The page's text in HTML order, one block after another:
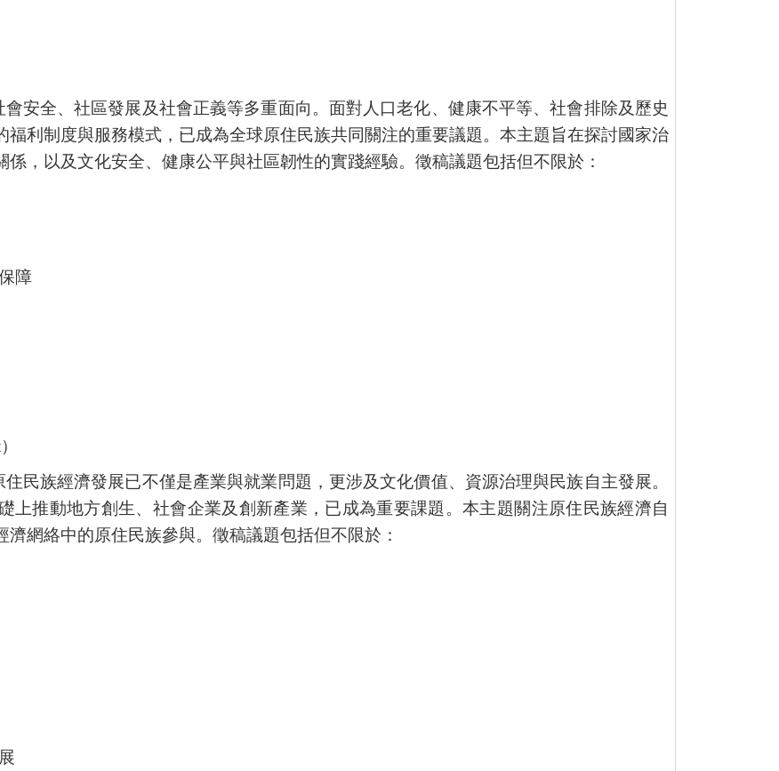
安全、社區發展及社會正義等多重面向。面對人口老化、健康不平等、社會排除及歷史
利制度與服務模式，已成為全球原住民族共同關注的重要議題。本主題旨在探討國家治
，以及文化安全、健康公平與社區韌性的實踐經驗。徵稿議題包括但不限於：
障
）
民族經濟發展已不僅是產業與就業問題，更涉及文化價值、資源治理與民族自主發展。
上推動地方創生、社會企業及創新產業，已成為重要課題。本主題關注原住民族經濟自
網絡中的原住民族參與。徵稿議題包括但不限於：